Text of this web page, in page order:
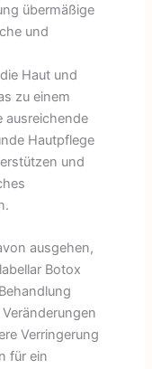
übermäßige
und
Haut und
zu einem
ausreichende
Hautpflege
und
ausgehen,
Botox
Verringerung
für ein